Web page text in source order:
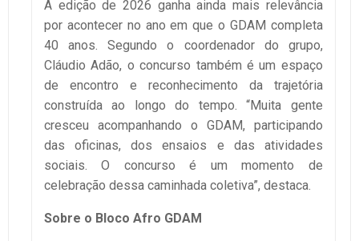
A edição de 2026 ganha ainda mais relevância
por acontecer no ano em que o GDAM completa
40 anos. Segundo o coordenador do grupo,
Cláudio Adão, o concurso também é um espaço
de encontro e reconhecimento da trajetória
construída ao longo do tempo. “Muita gente
cresceu acompanhando o GDAM, participando
das oficinas, dos ensaios e das atividades
sociais. O concurso é um momento de
celebração dessa caminhada coletiva”, destaca.
Sobre o Bloco Afro GDAM